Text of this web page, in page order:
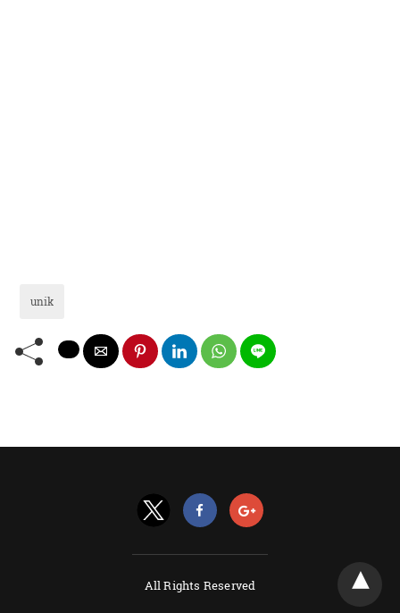
unik
All Rights Reserved